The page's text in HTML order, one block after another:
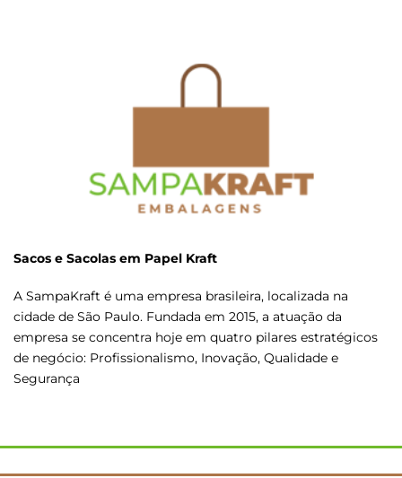
Sacos e Sacolas em Papel Kraft
A SampaKraft é uma empresa brasileira, localizada na
cidade de São Paulo. Fundada em 2015, a atuação da
empresa se concentra hoje em quatro pilares estratégicos
de negócio: Profissionalismo, Inovação, Qualidade e
Segurança